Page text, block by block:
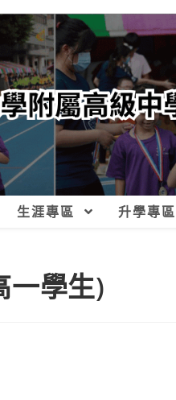
生涯專區 升學專區
一學生)